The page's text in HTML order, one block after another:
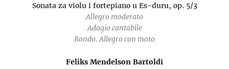
Sonata za violu i fortepiano u Es-duru, op. 5/3
Allegro moderato
Adagio cantabile
Rondo. Allegro con moto
Feliks Mendelson Bartoldi